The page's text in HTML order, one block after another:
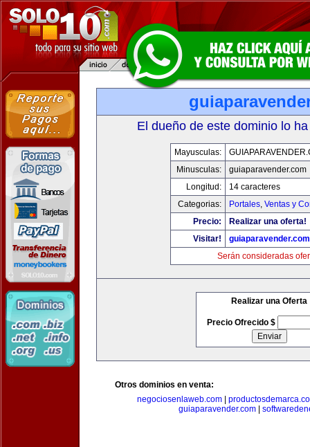
El dueño de este dominio lo
Mayusculas:
Minusculas:
guiaparavender.com
Longitud:
14 caracteres
Categorias:
Portales, Ventas y
Precio:
Realizar una oferta!
Visitar!
guiaparavender.com
Serán consideradas
Realizar una Oferta
Precio Ofrecido $
Otros dominios en venta:
negociosenlaweb.com
guiaparavender.com|